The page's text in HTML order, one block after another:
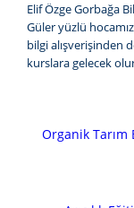
Elif Özge Gorbağa
Güler yüzlü
bilgi alışverişinden
kurslara gelecek
Organik Tarım